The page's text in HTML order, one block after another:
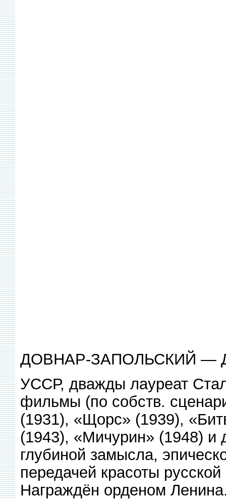
ДОВНАР-ЗАПОЛЬСКИЙ —
УССР, дважды лауреат
фильмы (по собств.
(1931), «Щорс» (1939),
(1943), «Мичурин» (1948) и
глубиной замысла,
передачей красоты
Награждён орденом